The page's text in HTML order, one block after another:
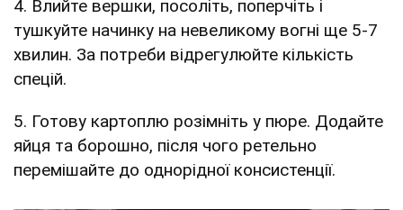
4. Влийте вершки, посоліть, поперчіть і
тушкуйте начинку на невеликому вогні ще 5-7
хвилин. За потреби відрегулюйте кількість
спецій.
5. Готову картоплю розімніть у пюре. Додайте
яйця та борошно, після чого ретельно
перемішайте до однорідної консистенції.